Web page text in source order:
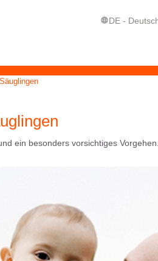
DE -
ein besonders vorsichtiges